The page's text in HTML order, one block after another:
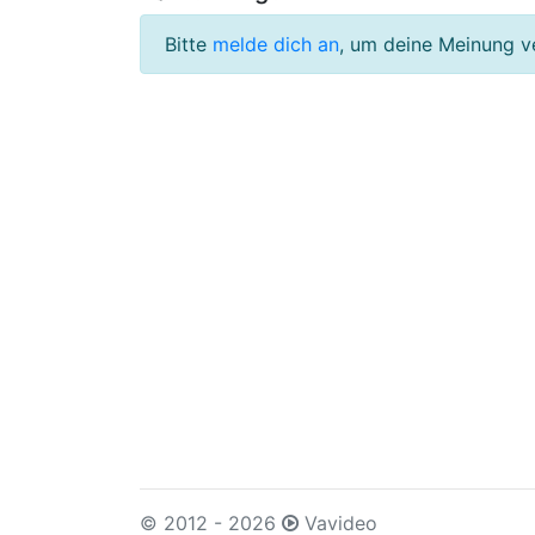
Bitte melde dich an, um deine Meinung
© 2012 - 2026 Vavideo